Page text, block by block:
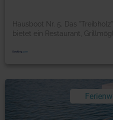
Hausboot Nr. 5. Das
bietet ein Restaurant,